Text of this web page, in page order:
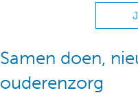
Samen doen,
ouderenzorg